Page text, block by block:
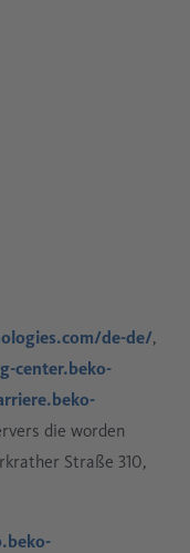
de-de/,
center.beko-
die worden
Straße 310,